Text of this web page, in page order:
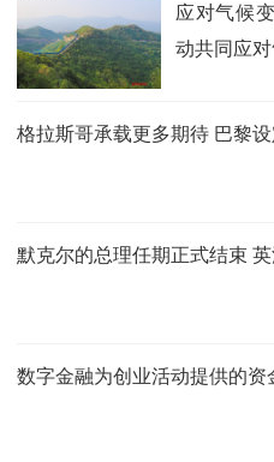
应对气候
动共同应
格拉斯哥承载更多期待 巴黎
默克尔的总理任期正式结束
数字金融为创业活动提供的资